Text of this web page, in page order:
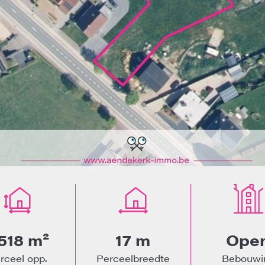
m²
opp.
17 m
Perceelbreedte